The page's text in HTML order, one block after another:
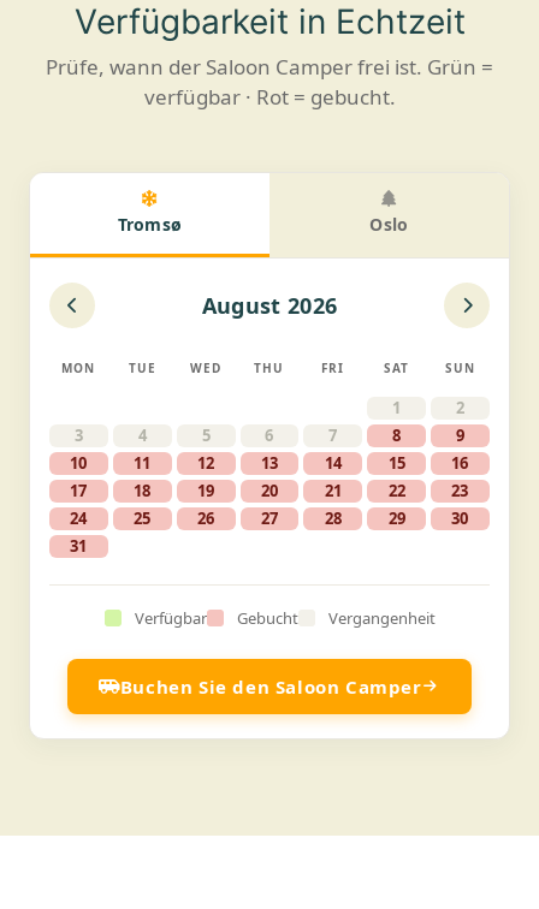
Verfügbarkeit in Echtzeit
Prüfe, wann der Saloon Camper frei ist. Grün =
verfügbar · Rot = gebucht.
Tromsø Oslo
August 2026
MON TUE WED THU FRI SAT SUN
1
2
3
4 5 6 7 8
9
10
11 12 13 14 15
16
17
18 19 20 21 22
23
24
25 26 27 28 29
30
31
Verfügbar Gebucht Vergangenheit
Buchen Sie den Saloon Camper